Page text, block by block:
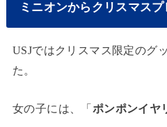
ミニオンからクリスマスプ
USJではクリスマス限定のグ
た。
女の子には、「ポンポンイヤ